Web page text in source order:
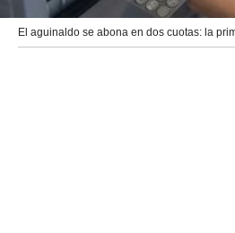
El aguinaldo se abona en dos cuotas: la